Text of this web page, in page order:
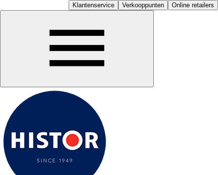
Klantenservice Verkooppunten Online retailers